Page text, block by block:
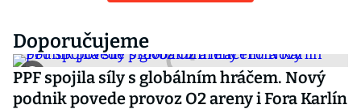
Doporučujeme
PPF spojila síly s globálním hráčem. Nový
podnik povede provoz O2 areny i Fora Karlín